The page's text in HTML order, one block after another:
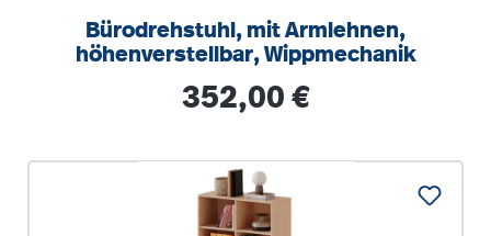
Bürodrehstuhl, mit Armlehnen,
höhenverstellbar, Wippmechanik
Regulärer Preis:
352,00 €